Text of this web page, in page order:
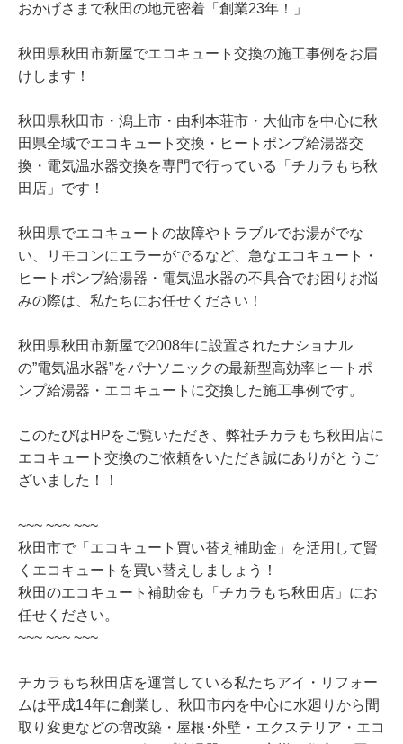
おかげさまで秋田の地元密着「創業23年！」
秋田県秋田市新屋でエコキュート交換の施工事例をお届
けします！
秋田県秋田市・潟上市・由利本荘市・大仙市を中心に秋
田県全域でエコキュート交換・ヒートポンプ給湯器交
換・電気温水器交換を専門で行っている「チカラもち秋
田店」です！
秋田県でエコキュートの故障やトラブルでお湯がでな
い、リモコンにエラーがでるなど、急なエコキュート・
ヒートポンプ給湯器・電気温水器の不具合でお困りお悩
みの際は、私たちにお任せください！
秋田県秋田市新屋で2008年に設置されたナショナル
の”電気温水器”をパナソニックの最新型高効率ヒートポ
ンプ給湯器・エコキュートに交換した施工事例です。
このたびはHPをご覧いただき、弊社チカラもち秋田店に
エコキュート交換のご依頼をいただき誠にありがとうご
ざいました！！
~~~ ~~~ ~~~
秋田市で「エコキュート買い替え補助金」を活用して賢
くエコキュートを買い替えしましょう！
秋田のエコキュート補助金も「チカラもち秋田店」にお
任せください。
~~~ ~~~ ~~~
チカラもち秋田店を運営している私たちアイ・リフォー
ムは平成14年に創業し、秋田市内を中心に水廻りから間
取り変更などの増改築・屋根･外壁・エクステリア・エコ